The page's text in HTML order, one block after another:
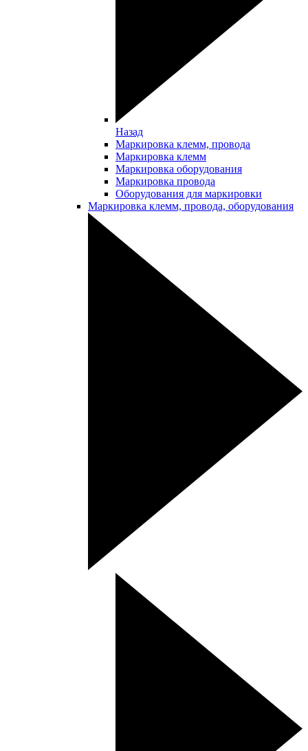
Назад
Маркировка клемм, провода
Маркировка клемм
Маркировка оборудования
Маркировка провода
Оборудования для маркировки
Маркировка клемм, провода, оборудования